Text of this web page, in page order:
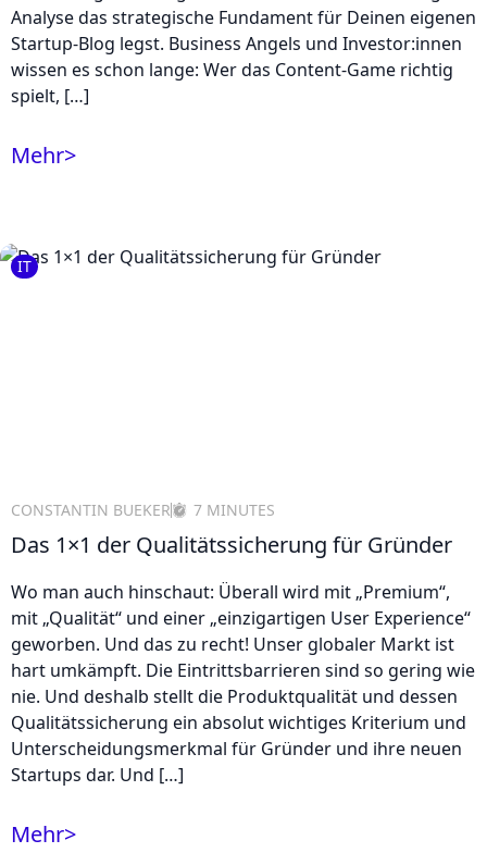
Analyse das strategische Fundament für Deinen eigenen
Startup-Blog legst. Business Angels und Investor:innen
wissen es schon lange: Wer das Content-Game richtig
spielt, […]
Mehr>
IT
CONSTANTIN BUEKER 7 MINUTES
Das 1×1 der Qualitätssicherung für Gründer
Wo man auch hinschaut: Überall wird mit „Premium“,
mit „Qualität“ und einer „einzigartigen User Experience“
geworben. Und das zu recht! Unser globaler Markt ist
hart umkämpft. Die Eintrittsbarrieren sind so gering wie
nie. Und deshalb stellt die Produktqualität und dessen
Qualitätssicherung ein absolut wichtiges Kriterium und
Unterscheidungsmerkmal für Gründer und ihre neuen
Startups dar. Und […]
Mehr>